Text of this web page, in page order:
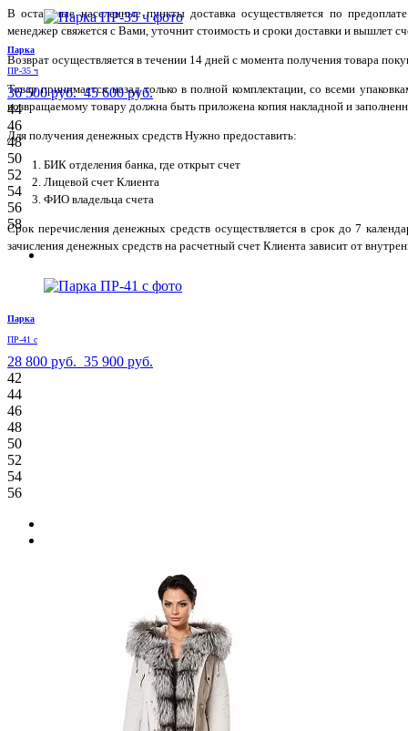
В остальные населенные пункты доставка осуществляется по
менеджер свяжется с Вами, уточнит стоимость и сроки доставки и вышлет
Возврат осуществляется в течении 14 дней с момента получения товара
Товар принимается назад только в полной комплектации, со всеми
возвращаемому товару должна быть приложена копия накладной и
Для получения денежных средств Нужно предоставить:
БИК отделения банка, где открыт счет
Лицевой счет Клиента
ФИО владельца счета
Срок перечисления денежных средств осуществляется в срок до 7
зачисления денежных средств на расчетный счет Клиента зависит от
Парка
ПР-35 ч
36 500 руб. 45 600 руб.
44
46
48
50
52
54
56
58
Парка
ПР-41 с
28 800 руб. 35 900 руб.
42
44
46
48
50
52
54
56